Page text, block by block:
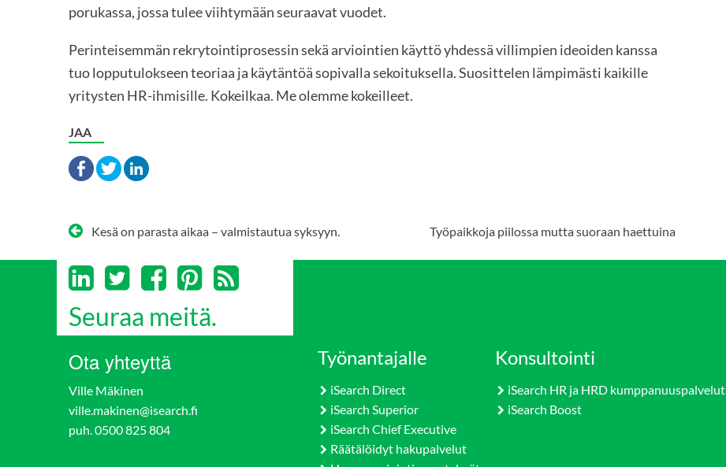
porukassa, jossa tulee viihtymään seuraavat vuodet.
Perinteisemmän rekrytointiprosessin sekä arviointien käyttö yhdessä villimpien ideoiden kanssa
tuo lopputulokseen teoriaa ja käytäntöä sopivalla sekoituksella. Suosittelen lämpimästi kaikille
yritysten HR-ihmisille. Kokeilkaa. Me olemme kokeilleet.
JAA
Artikkelien
selaus
Kesä on parasta aikaa – valmistautua syksyyn. Työpaikkoja piilossa mutta suoraan haettuina
Seuraa meitä.
Ota yhteyttä
Ville Mäkinen
ville.makinen@isearch.fi
puh. 0500 825 804
Työnantajalle
iSearch Direct
iSearch Superior
iSearch Chief Executive
Räätälöidyt hakupalvelut
Konsultointi
iSearch HR ja HRD kumppanuuspalvelut
iSearch Boost